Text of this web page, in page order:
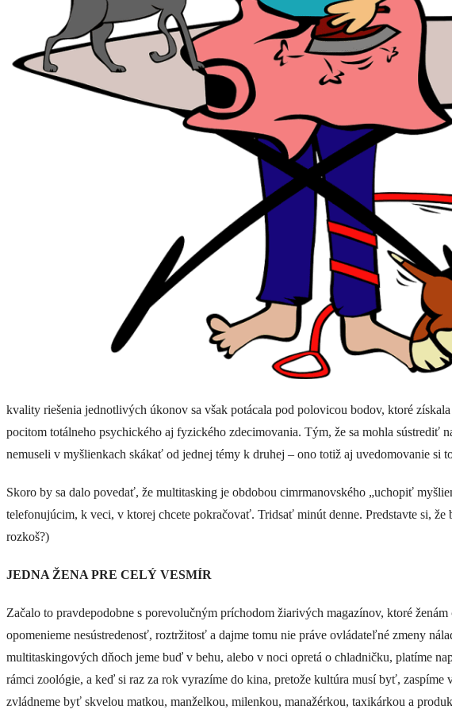
kvality riešenia jednotlivých úkonov sa však potácala pod polovicou bodov, ktoré
pocitom totálneho psychického aj fyzického zdecimovania. Tým, že sa mohla
nemuseli v myšlienkach skákať od jednej témy k druhej – ono totiž aj uvedomovanie si
Skoro by sa dalo povedať, že multitasking je obdobou cimrmanovského „uchopiť
telefonujúcim, k veci, v ktorej chcete pokračovať. Tridsať minút denne. Predstavte si,
rozkoš?)
JEDNA ŽENA PRE CELÝ VESMÍR
Začalo to pravdepodobne s porevolučným príchodom žiarivých magazínov, ktoré
opomenieme nesústredenosť, roztržitosť a dajme tomu nie práve ovládateľné zmeny
multitaskingových dňoch jeme buď v behu, alebo v noci opretá o chladničku, platíme
rámci zoológie, a keď si raz za rok vyrazíme do kina, pretože kultúra musí byť,
zvládneme byť skvelou matkou, manželkou, milenkou, manažérkou, taxikárkou a